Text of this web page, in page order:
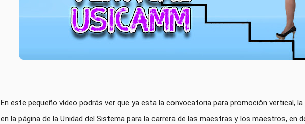
En este pequeño vídeo podrás ver que ya esta la convocatoria para promoción vertical,
en la página de la Unidad del Sistema para la carrera de las maestras y los maestros, en